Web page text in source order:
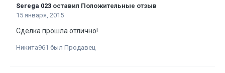
Serega 023 оставил Положительные отзыв
15 января, 2015
Сделка прошла отлично!
Никита961 был Продавец